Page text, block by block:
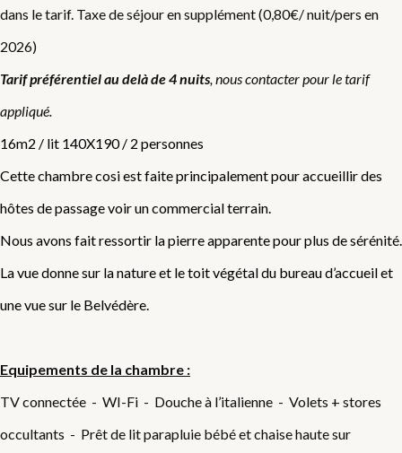
dans le tarif. Taxe de séjour en supplément (0,80€/ nuit/pers en
2026)
Tarif préférentiel au delà de 4 nuits , nous contacter pour le tarif
appliqué.
16m2 / lit 140X190 / 2 personnes
Cette chambre cosi est faite principalement pour accueillir des
hôtes de passage voir un commercial terrain.
Nous avons fait ressortir la pierre apparente pour plus de sérénité.
La vue donne sur la nature et le toit végétal du bureau d’accueil et
une vue sur le Belvédère.
Equipements de la chambre :
TV connectée - WI-Fi - Douche à l’italienne - Volets + stores
occultants - Prêt de lit parapluie bébé et chaise haute sur